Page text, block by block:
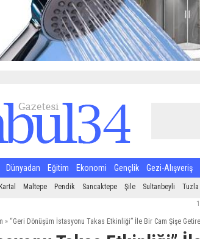
Dünyadan Eğitim Ekonomi Gençlik Gezi-Alışveriş
Kartal Maltepe Pendik Sancaktepe Şile Sultanbeyli Tuzla
»“Geri Dönüşüm İstasyonu Takas Etkinliği” İle Bir Cam Şişe